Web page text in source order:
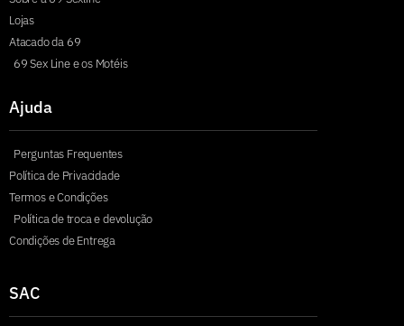
Lojas
Atacado da 69
69 Sex Line e os Motéis
Ajuda
Perguntas Frequentes
Política de Privacidade
Termos e Condições
Política de troca e devolução
Condições de Entrega
SAC